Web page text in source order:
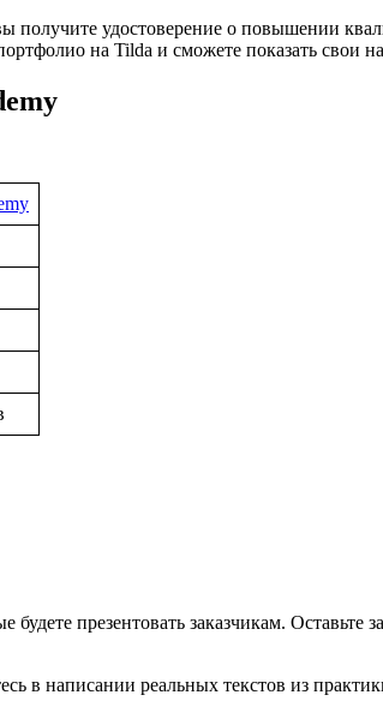
получите удостоверение о повышении
на Tilda и сможете показать свои
будете презентовать заказчикам.
в написании реальных текстов из